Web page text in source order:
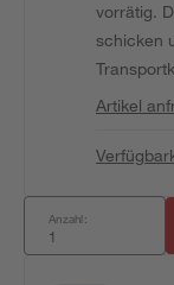
vorrätig.
schicken
Artikel
Anzahl: